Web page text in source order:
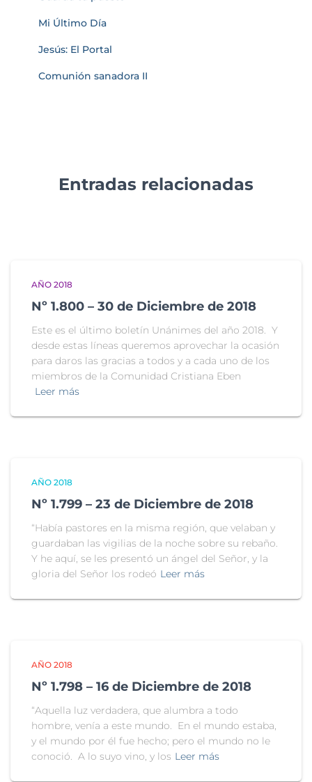
Mi Último Día
Jesús: El Portal
Comunión sanadora II
Entradas relacionadas
AÑO 2018
Nº 1.800 – 30 de Diciembre de 2018
Este es el último boletín Unánimes del año 2018. Y
desde estas líneas queremos aprovechar la ocasión
para daros las gracias a todos y a cada uno de los
miembros de la Comunidad Cristiana Eben
Leer más
AÑO 2018
Nº 1.799 – 23 de Diciembre de 2018
“Había pastores en la misma región, que velaban y
guardaban las vigilias de la noche sobre su rebaño.
Y he aquí, se les presentó un ángel del Señor, y la
gloria del Señor los rodeó Leer más
AÑO 2018
Nº 1.798 – 16 de Diciembre de 2018
“Aquella luz verdadera, que alumbra a todo
hombre, venía a este mundo. En el mundo estaba,
y el mundo por él fue hecho; pero el mundo no le
conoció. A lo suyo vino, y los Leer más